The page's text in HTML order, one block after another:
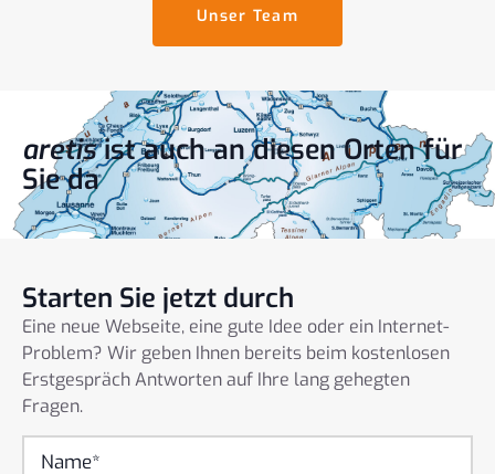
Unser Team
aretisist auch an diesen Orten für
Sie da
Starten Sie jetzt durch
Eine neue Webseite, eine gute Idee oder ein Internet-
Problem? Wir geben Ihnen bereits beim kostenlosen
Erstgespräch Antworten auf Ihre lang gehegten
Fragen.